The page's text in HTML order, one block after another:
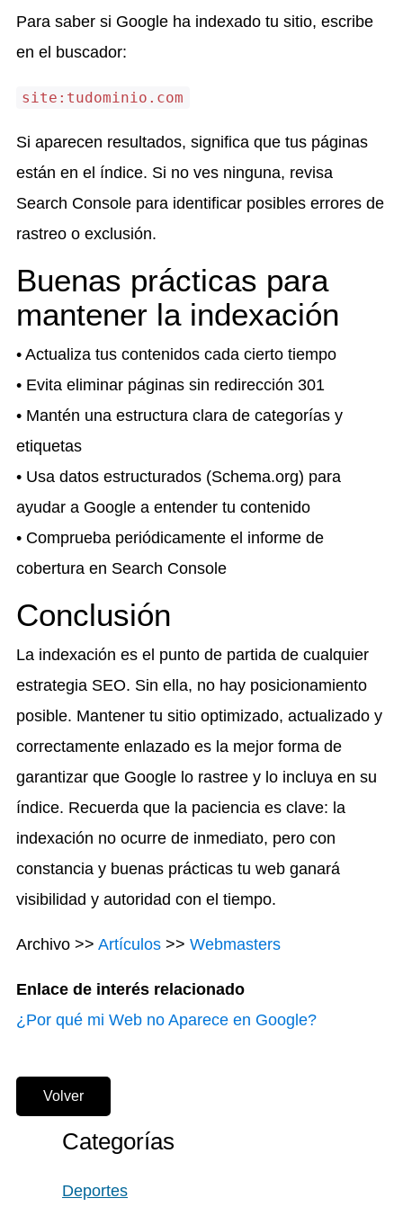
Para saber si Google ha indexado tu sitio, escribe
en el buscador:
site:tudominio.com
Si aparecen resultados, significa que tus páginas
están en el índice. Si no ves ninguna, revisa
Search Console para identificar posibles errores de
rastreo o exclusión.
Buenas prácticas para
mantener la indexación
• Actualiza tus contenidos cada cierto tiempo
• Evita eliminar páginas sin redirección 301
• Mantén una estructura clara de categorías y
etiquetas
• Usa datos estructurados (Schema.org) para
ayudar a Google a entender tu contenido
• Comprueba periódicamente el informe de
cobertura en Search Console
Conclusión
La indexación es el punto de partida de cualquier
estrategia SEO. Sin ella, no hay posicionamiento
posible. Mantener tu sitio optimizado, actualizado y
correctamente enlazado es la mejor forma de
garantizar que Google lo rastree y lo incluya en su
índice. Recuerda que la paciencia es clave: la
indexación no ocurre de inmediato, pero con
constancia y buenas prácticas tu web ganará
visibilidad y autoridad con el tiempo.
Archivo >> Artículos>> Webmasters
Enlace de interés relacionado
¿Por qué mi Web no Aparece en Google?
Volver
Categorías
Deportes